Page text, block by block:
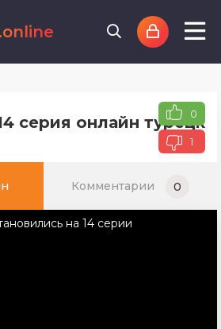
.online
серия онлайн 0
1
Комментарии 0
на 14 серии